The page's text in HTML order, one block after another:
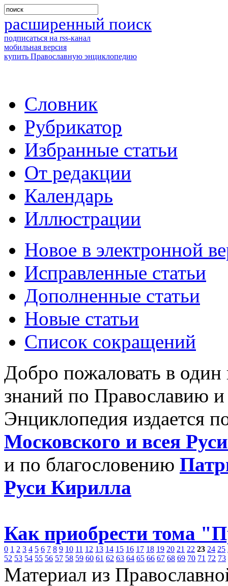
расширенный поиск
подписаться на rss-канал
мобильная версия
купить Православную энциклопедию
Словник
Рубрикатор
Избранные статьи
От редакции
Календарь
Иллюстрации
Новое в электронной
Исправленные статьи
Дополненные статьи
Новые статьи
Список сокращений
Добро пожаловать в
знаний по Православию
Энциклопедия издается
Московского и всея
и по благословению
Руси Кирилла
Как приобрести тома
0 1 2 3 4 5 6 7 8 9 10 11 12 13 14 15 16 17 18 19 20 21 22 23 24 25
52 53 54 55 56 57 58 59 60 61 62 63 64 65 66 67 68 69 70 71 72 73
Материал из